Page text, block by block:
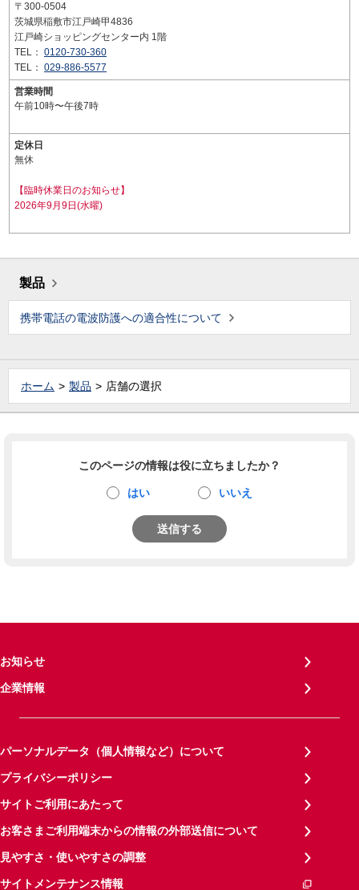
〒300-0504
茨城県稲敷市江戸崎甲4836
江戸崎ショッピングセンター内 1階
TEL： 0120-730-360
TEL： 029-886-5577
営業時間
午前10時〜午後7時
定休日
無休
【臨時休業日のお知らせ】
2026年9月9日(水曜)
製品
携帯電話の電波防護への適合性について
ホーム 製品 店舗の選択
このページの情報は役に立ちましたか？
はい いいえ
送信する
お知らせ
企業情報
パーソナルデータ（個人情報など）について
プライバシーポリシー
サイトご利用にあたって
お客さまご利用端末からの情報の外部送信について
見やすさ・使いやすさの調整
サイトメンテナンス情報